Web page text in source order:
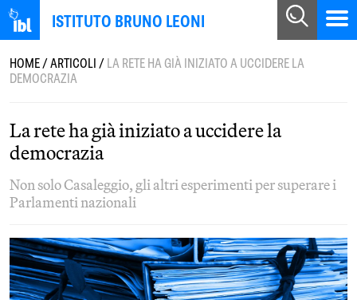
ISTITUTO BRUNO LEONI
HOME/ARTICOLI/LA RETE HA GIÀ INIZIATO A UCCIDERE LA
DEMOCRAZIA
La rete ha già iniziato a uccidere la
democrazia
Non solo Casaleggio, gli altri esperimenti per superare i
Parlamenti nazionali